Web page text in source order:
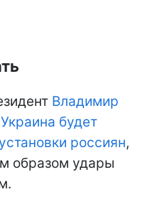
Владимир
будет
россиян,
образом удары